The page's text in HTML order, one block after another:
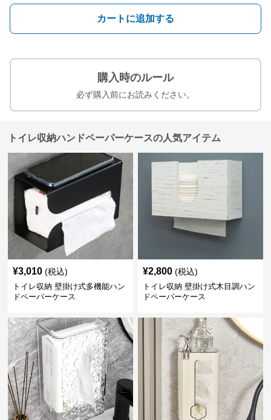
カートに追加する
購入時のルール
必ず購入前にお読みください。
トイレ収納ハンドペーパーケースの人気アイテム
¥3,010 (税込)
トイレ収納 壁掛け式多機能ハン
ドペーパーケース
¥2,800 (税込)
トイレ収納 壁掛け式木目調ハン
ドペーパーケース